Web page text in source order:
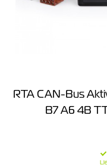
RTA CAN-Bus
B7 A6 4B